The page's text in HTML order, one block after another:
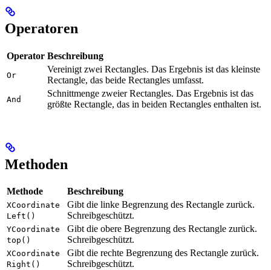
Operatoren
Operator Beschreibung
Or
Vereinigt zwei Rectangles. Das Ergebnis ist das kleinste
Rectangle, das beide Rectangles umfasst.
And
Schnittmenge zweier Rectangles. Das Ergebnis ist das
größte Rectangle, das in beiden Rectangles enthalten ist.
Methoden
Methode Beschreibung
XCoordinate
Left()
Gibt die linke Begrenzung des Rectangle zurück.
Schreibgeschützt.
YCoordinate
top()
Gibt die obere Begrenzung des Rectangle zurück.
Schreibgeschützt.
XCoordinate
Right()
Gibt die rechte Begrenzung des Rectangle zurück.
Schreibgeschützt.